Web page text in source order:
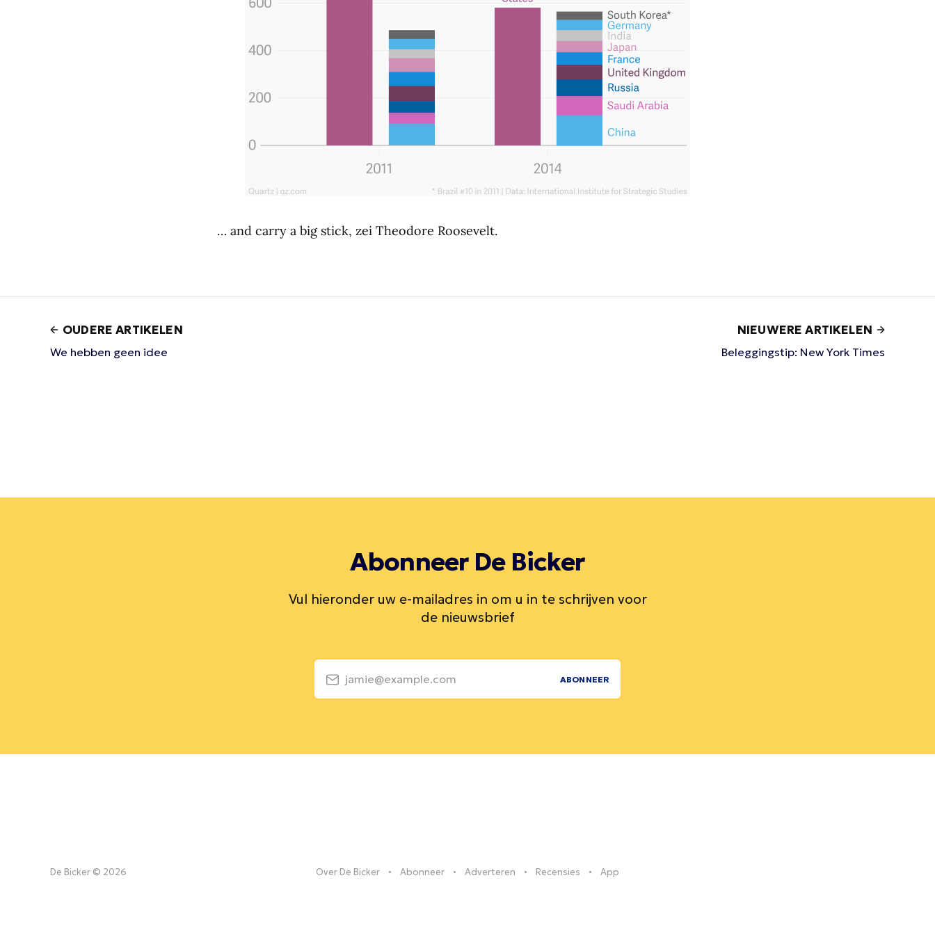
… and carry a big stick, zei Theodore Roosevelt.
OUDERE ARTIKELEN
We hebben geen idee
NIEUWERE ARTIKELEN
Beleggingstip: New York Times
Abonneer De Bicker
Vul hieronder uw e-mailadres in om u in te schrijven voor
de nieuwsbrief
jamie@example.com ABONNEER
De Bicker © 2026 Over De Bicker Abonneer Adverteren Recensies App